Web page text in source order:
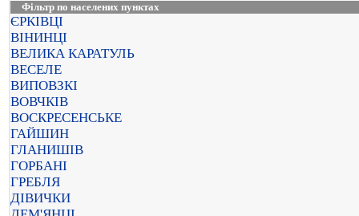
Фільтр по населених пунктах
ЄРКІВЦІ
ВІНИНЦІ
ВЕЛИКА КАРАТУЛЬ
ВЕСЕЛЕ
ВИПОВЗКІ
ВОВЧКІВ
ВОСКРЕСЕНСЬКЕ
ГАЙШИН
ГЛАНИШІВ
ГОРБАНІ
ГРЕБЛЯ
ДІВИЧКИ